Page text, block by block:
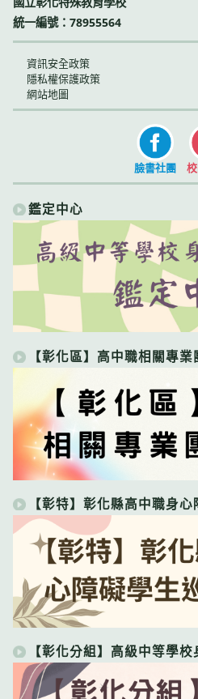
統一編號：78955564
資訊安全政策
隱私權保護政策
網站地圖
臉書社團
鑑定中心
【彰化區】高中職相關專
【彰特】彰化縣高中職身
【彰化分組】高級中等學